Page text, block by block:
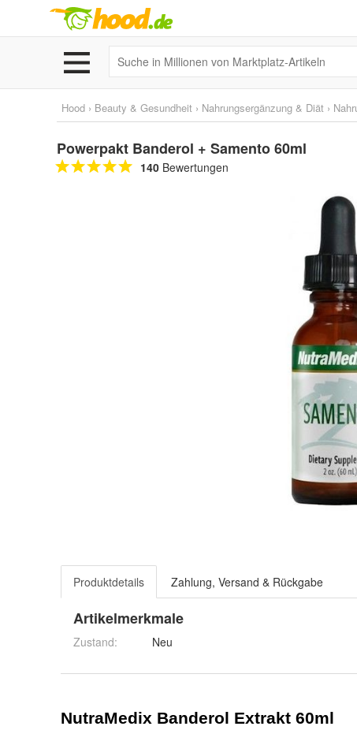
Hood › Beauty & Gesundheit › Nahrungsergänzung & Diät ›
Powerpakt Banderol + Samento 60ml
140 Bewertungen
Produktdetails Zahlung, Versand & Rückgabe
Artikelmerkmale
Zustand: Neu